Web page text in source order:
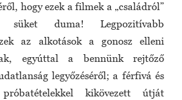
hogy ezek a filmek a „családról”
süket duma! Legpozitívabb
az alkotások a gonosz elleni
egyúttal a bennünk rejtőző
legyőzéséről; a férfivá és
kikövezett útját